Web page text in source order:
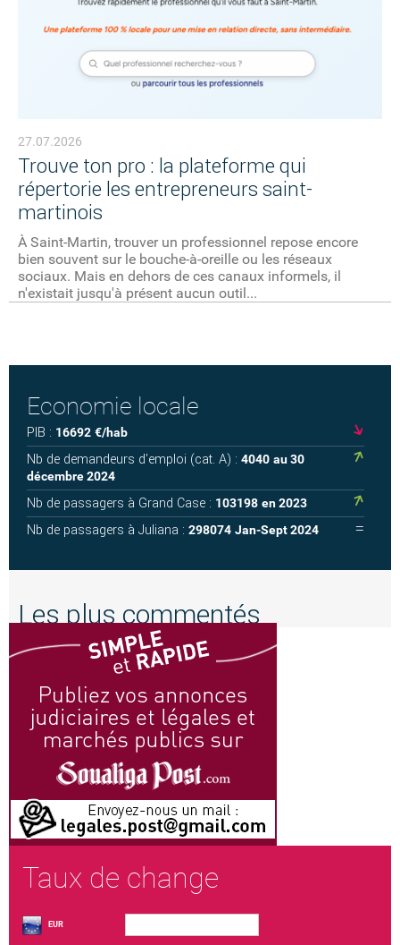
27.07.2026
Trouve ton pro : la plateforme qui
répertorie les entrepreneurs saint-
martinois
À Saint-Martin, trouver un professionnel repose encore
bien souvent sur le bouche-à-oreille ou les réseaux
sociaux. Mais en dehors de ces canaux informels, il
n'existait jusqu'à présent aucun outil...
Economie locale
PIB : 16692 €/hab
Nb de demandeurs d'emploi (cat. A) : 4040 au 30
décembre 2024
Nb de passagers à Grand Case : 103198 en 2023
Nb de passagers à Juliana : 298074 Jan-Sept 2024
Les plus commentés
Taux de change
EUR